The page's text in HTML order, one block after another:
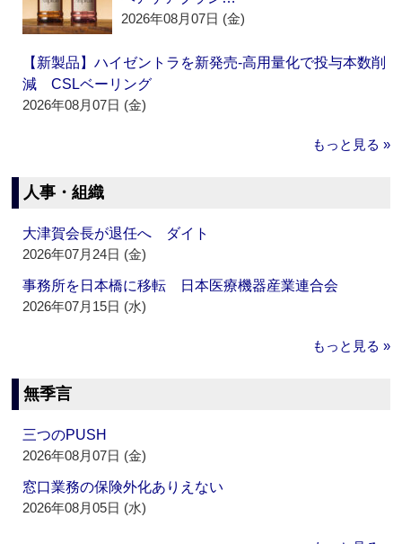
2026年08月07日 (金)
【新製品】ハイゼントラを新発売‐高用量化で投与本数削
減 CSLベーリング
2026年08月07日 (金)
もっと見る »
人事・組織
大津賀会長が退任へ ダイト
2026年07月24日 (金)
事務所を日本橋に移転 日本医療機器産業連合会
2026年07月15日 (水)
もっと見る »
無季言
三つのPUSH
2026年08月07日 (金)
窓口業務の保険外化ありえない
2026年08月05日 (水)